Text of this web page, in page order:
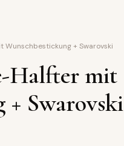
Wunschbestickung + Swarovski
Halfter mit
+ Swarovski